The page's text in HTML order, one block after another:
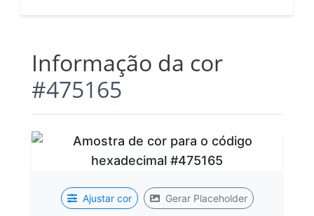
Informação da cor
#475165
Ajustar cor Gerar Placeholder